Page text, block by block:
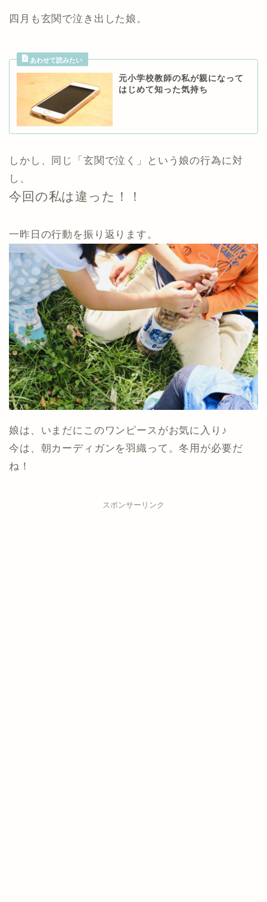
四月も玄関で泣き出した娘。
元小学校教師の私が親になって
はじめて知った気持ち
しかし、同じ「玄関で泣く」という娘の行為に対
し、
今回の私は違った！！
一昨日の行動を振り返ります。
娘は、いまだにこのワンピースがお気に入り♪
今は、朝カーディガンを羽織って。冬用が必要だ
ね！
スポンサーリンク